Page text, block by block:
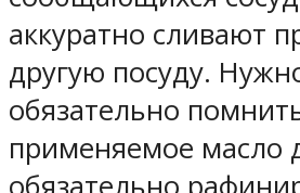
аккуратно сливают
другую посуду.
обязательно
применяемое масло